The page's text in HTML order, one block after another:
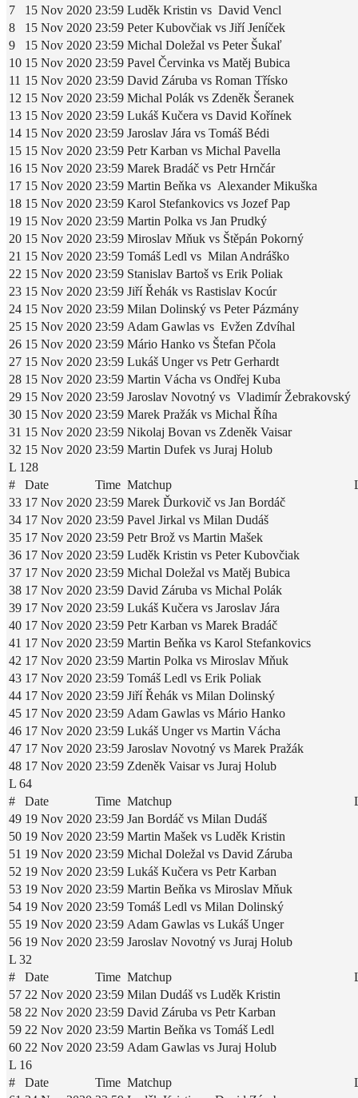
7
15 Nov 2020 23:59 Luděk Kristin vs David Vencl
8
15 Nov 2020 23:59 Peter Kubovčiak vs Jiří Jeníček
9
15 Nov 2020 23:59 Michal Doležal vs Peter Šukaľ
10 15 Nov 2020 23:59 Pavel Červinka vs Matěj Bubica
11 15 Nov 2020 23:59 David Záruba vs Roman Třísko
12 15 Nov 2020 23:59 Michal Polák vs Zdeněk Šeranek
13 15 Nov 2020 23:59 Lukáš Kučera vs David Kořínek
14 15 Nov 2020 23:59 Jaroslav Jára vs Tomáš Bédi
15 15 Nov 2020 23:59 Petr Karban vs Michal Pavella
16 15 Nov 2020 23:59 Marek Bradáč vs Petr Hrnčár
17 15 Nov 2020 23:59 Martin Beňka vs Alexander Mikuška
18 15 Nov 2020 23:59 Karol Stefankovics vs Jozef Pap
19 15 Nov 2020 23:59 Martin Polka vs Jan Prudký
20 15 Nov 2020 23:59 Miroslav Mňuk vs Štěpán Pokorný
21 15 Nov 2020 23:59 Tomáš Ledl vs Milan Andráško
22 15 Nov 2020 23:59 Stanislav Bartoš vs Erik Poliak
23 15 Nov 2020 23:59 Jiří Řehák vs Rastislav Kocúr
24 15 Nov 2020 23:59 Milan Dolinský vs Peter Pázmány
25 15 Nov 2020 23:59 Adam Gawlas vs Evžen Zdvíhal
26 15 Nov 2020 23:59 Mário Hanko vs Štefan Pčola
27 15 Nov 2020 23:59 Lukáš Unger vs Petr Gerhardt
28 15 Nov 2020 23:59 Martin Vácha vs Ondřej Kuba
29 15 Nov 2020 23:59 Jaroslav Novotný vs Vladimír Žebrakovský
30 15 Nov 2020 23:59 Marek Pražák vs Michal Říha
31 15 Nov 2020 23:59 Nikolaj Bovan vs Zdeněk Vaisar
32 15 Nov 2020 23:59 Martin Dufek vs Juraj Holub
L 128
#
Date Time Matchup
33 17 Nov 2020 23:59 Marek Ďurkovič vs Jan Bordáč
34 17 Nov 2020 23:59 Pavel Jirkal vs Milan Dudáš
35 17 Nov 2020 23:59 Petr Brož vs Martin Mašek
36 17 Nov 2020 23:59 Luděk Kristin vs Peter Kubovčiak
37 17 Nov 2020 23:59 Michal Doležal vs Matěj Bubica
38 17 Nov 2020 23:59 David Záruba vs Michal Polák
39 17 Nov 2020 23:59 Lukáš Kučera vs Jaroslav Jára
40 17 Nov 2020 23:59 Petr Karban vs Marek Bradáč
41 17 Nov 2020 23:59 Martin Beňka vs Karol Stefankovics
42 17 Nov 2020 23:59 Martin Polka vs Miroslav Mňuk
43 17 Nov 2020 23:59 Tomáš Ledl vs Erik Poliak
44 17 Nov 2020 23:59 Jiří Řehák vs Milan Dolinský
45 17 Nov 2020 23:59 Adam Gawlas vs Mário Hanko
46 17 Nov 2020 23:59 Lukáš Unger vs Martin Vácha
47 17 Nov 2020 23:59 Jaroslav Novotný vs Marek Pražák
48 17 Nov 2020 23:59 Zdeněk Vaisar vs Juraj Holub
L 64
#
Date Time Matchup
49 19 Nov 2020 23:59 Jan Bordáč vs Milan Dudáš
50 19 Nov 2020 23:59 Martin Mašek vs Luděk Kristin
51 19 Nov 2020 23:59 Michal Doležal vs David Záruba
52 19 Nov 2020 23:59 Lukáš Kučera vs Petr Karban
53 19 Nov 2020 23:59 Martin Beňka vs Miroslav Mňuk
54 19 Nov 2020 23:59 Tomáš Ledl vs Milan Dolinský
55 19 Nov 2020 23:59 Adam Gawlas vs Lukáš Unger
56 19 Nov 2020 23:59 Jaroslav Novotný vs Juraj Holub
L 32
#
Date Time Matchup
57 22 Nov 2020 23:59 Milan Dudáš vs Luděk Kristin
58 22 Nov 2020 23:59 David Záruba vs Petr Karban
59 22 Nov 2020 23:59 Martin Beňka vs Tomáš Ledl
60 22 Nov 2020 23:59 Adam Gawlas vs Juraj Holub
L 16
#
Date Time Matchup